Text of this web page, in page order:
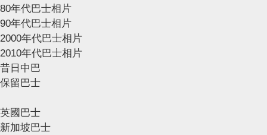
80年代巴士相片
90年代巴士相片
2000年代巴士相片
2010年代巴士相片
昔日中巴
保留巴士
英國巴士
新加坡巴士